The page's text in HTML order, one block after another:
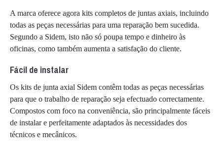
A marca oferece agora kits completos de juntas axiais, incluindo
todas as peças necessárias para uma reparação bem sucedida.
Segundo a Sidem, isto não só poupa tempo e dinheiro às
oficinas, como também aumenta a satisfação do cliente.
Fácil de instalar
Os kits de junta axial Sidem contêm todas as peças necessárias
para que o trabalho de reparação seja efectuado correctamente.
Compostos com foco na conveniência, são principalmente fáceis
de instalar e perfeitamente adaptados às necessidades dos
técnicos e mecânicos.